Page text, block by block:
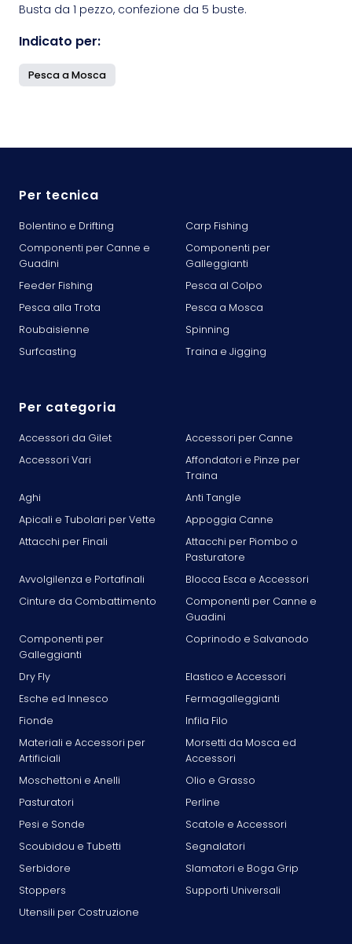
Busta da 1 pezzo, confezione da 5 buste.
Indicato per:
Pesca a Mosca
Per tecnica
Bolentino e Drifting
Carp Fishing
Componenti per Canne e
Guadini
Componenti per
Galleggianti
Feeder Fishing
Pesca al Colpo
Pesca alla Trota
Pesca a Mosca
Roubaisienne
Spinning
Surfcasting
Traina e Jigging
Per categoria
Accessori da Gilet
Accessori per Canne
Accessori Vari
Affondatori e Pinze per
Traina
Aghi
Anti Tangle
Apicali e Tubolari per Vette
Appoggia Canne
Attacchi per Finali
Attacchi per Piombo o
Pasturatore
Avvolgilenza e Portafinali
Blocca Esca e Accessori
Cinture da Combattimento
Componenti per Canne e
Guadini
Componenti per
Galleggianti
Coprinodo e Salvanodo
Dry Fly
Elastico e Accessori
Esche ed Innesco
Fermagalleggianti
Fionde
Infila Filo
Materiali e Accessori per
Artificiali
Morsetti da Mosca ed
Accessori
Moschettoni e Anelli
Olio e Grasso
Pasturatori
Perline
Pesi e Sonde
Scatole e Accessori
Scoubidou e Tubetti
Segnalatori
Serbidore
Slamatori e Boga Grip
Stoppers
Supporti Universali
Utensili per Costruzione